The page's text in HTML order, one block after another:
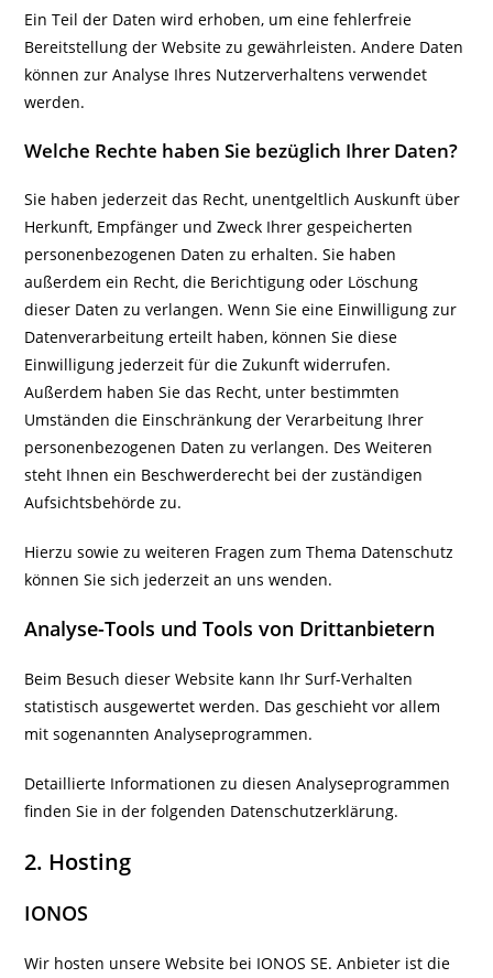
Ein Teil der Daten wird erhoben, um eine fehlerfreie
Bereitstellung der Website zu gewährleisten. Andere Daten
können zur Analyse Ihres Nutzerverhaltens verwendet
werden.
Welche Rechte haben Sie bezüglich Ihrer Daten?
Sie haben jederzeit das Recht, unentgeltlich Auskunft über
Herkunft, Empfänger und Zweck Ihrer gespeicherten
personenbezogenen Daten zu erhalten. Sie haben
außerdem ein Recht, die Berichtigung oder Löschung
dieser Daten zu verlangen. Wenn Sie eine Einwilligung zur
Datenverarbeitung erteilt haben, können Sie diese
Einwilligung jederzeit für die Zukunft widerrufen.
Außerdem haben Sie das Recht, unter bestimmten
Umständen die Einschränkung der Verarbeitung Ihrer
personenbezogenen Daten zu verlangen. Des Weiteren
steht Ihnen ein Beschwerderecht bei der zuständigen
Aufsichtsbehörde zu.
Hierzu sowie zu weiteren Fragen zum Thema Datenschutz
können Sie sich jederzeit an uns wenden.
Analyse-Tools und Tools von Dritt­anbietern
Beim Besuch dieser Website kann Ihr Surf-Verhalten
statistisch ausgewertet werden. Das geschieht vor allem
mit sogenannten Analyseprogrammen.
Detaillierte Informationen zu diesen Analyseprogrammen
finden Sie in der folgenden Datenschutzerklärung.
2. Hosting
IONOS
Wir hosten unsere Website bei IONOS SE. Anbieter ist die